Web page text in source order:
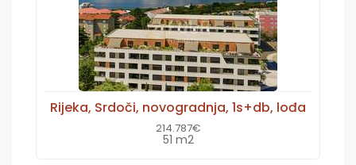
Rijeka, Srdoči, novogradnja, 1s+db, lođa
214.787€
51 m2